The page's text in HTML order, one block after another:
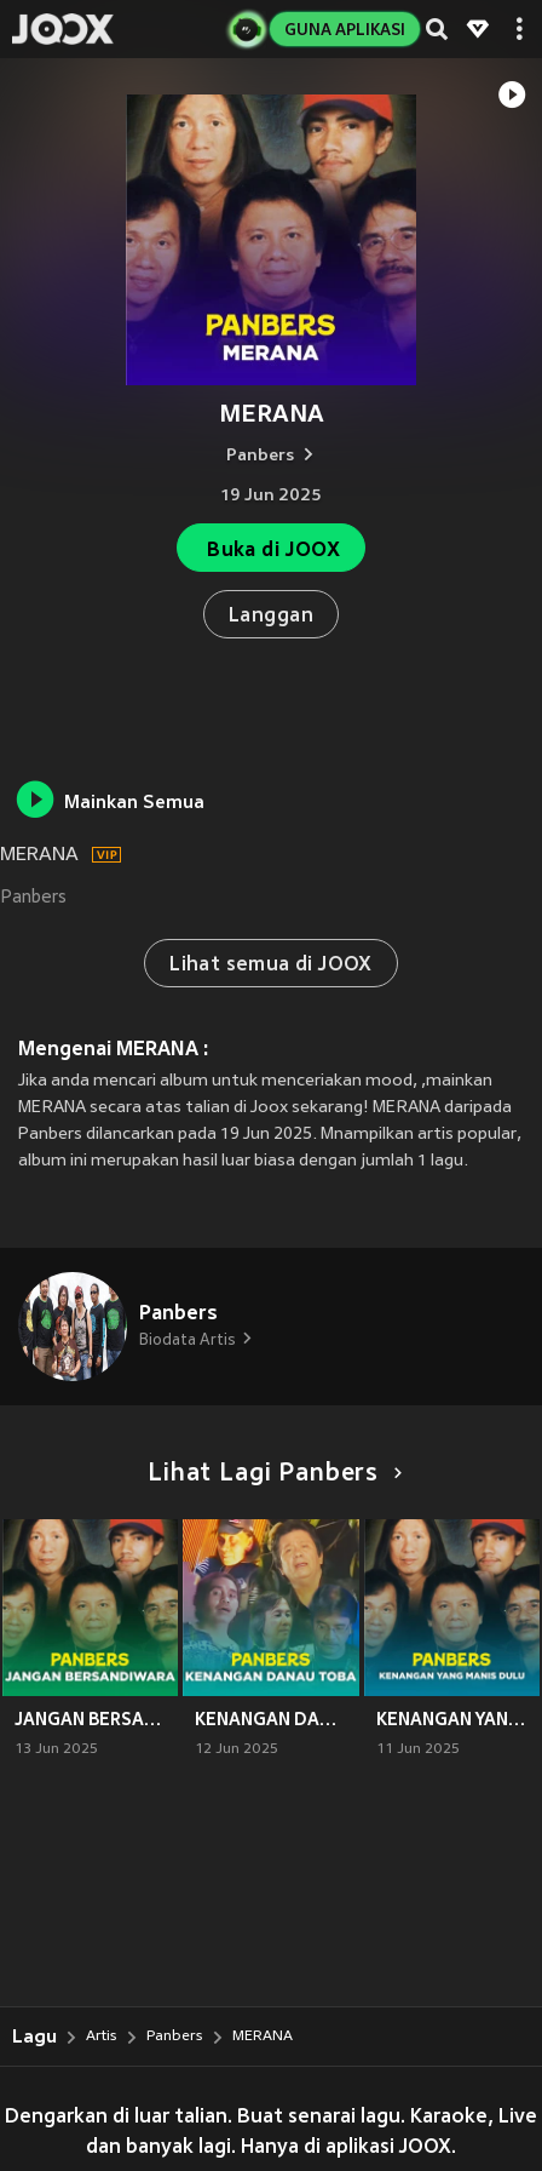
GUNA APLIKASI
MERANA
Panbers
19 Jun 2025
Buka di JOOX
Langgan
Mainkan Semua
MERANA
Panbers
Lihat semua di JOOX
Mengenai MERANA :
Jika anda mencari album untuk menceriakan mood, ,mainkan
MERANA secara atas talian di Joox sekarang! MERANA daripada
Panbers dilancarkan pada 19 Jun 2025. Mnampilkan artis popular,
album ini merupakan hasil luar biasa dengan jumlah 1 lagu.
Panbers
Biodata Artis
Lihat Lagi Panbers
JANGAN BERSANDIWARA
13 Jun 2025
KENANGAN DANAU TOBA
12 Jun 2025
KENANGAN YANG MANIS DULU
11 Jun 2025
Lagu Artis Panbers MERANA
Dengarkan di luar talian. Buat senarai lagu. Karaoke, Live
dan banyak lagi. Hanya di aplikasi JOOX.